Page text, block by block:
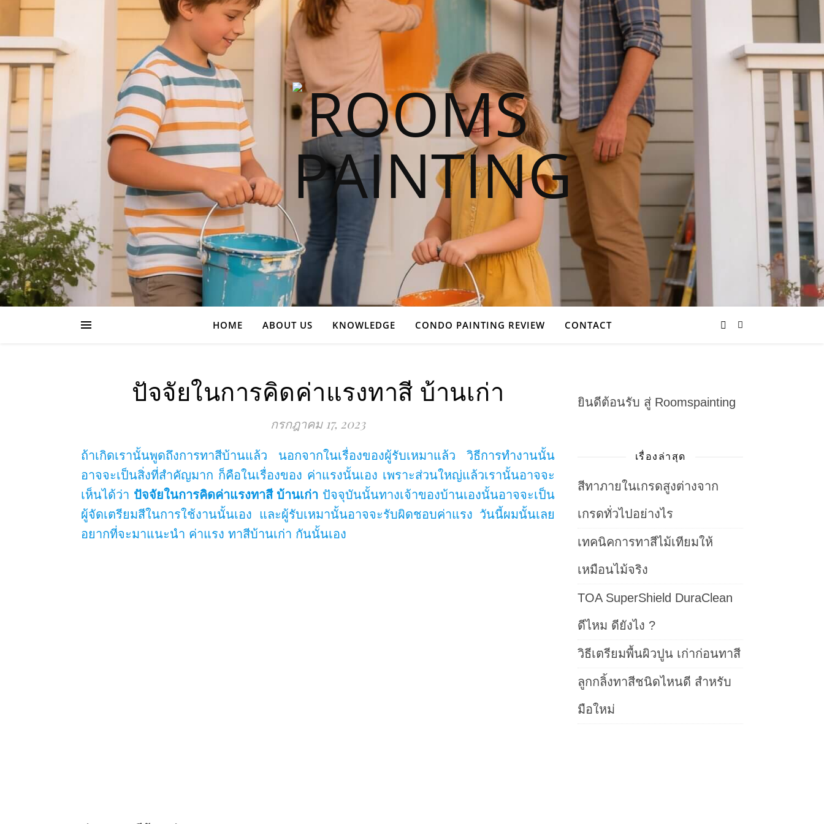
HOME ABOUT US KNOWLEDGE CONDO PAINTING REVIEW CONTACT
ปัจจัยในการคิดค่าแรงทาสี บ้านเก่า
กรกฎาคม 17, 2023
ถ้าเกิดเรานั้นพูดถึงการทาสีบ้านแล้ว นอกจากในเรื่องของผู้รับเหมาแล้ว วิธีการทำงานนั้น
อาจจะเป็นสิ่งที่สำคัญมาก ก็คือในเรื่องของ ค่าแรงนั้นเอง เพราะส่วนใหญ่แล้วเรานั้นอาจจะ
เห็นได้ว่า ปัจจัยในการคิดค่าแรงทาสี บ้านเก่า ปัจจุบันนั้นทางเจ้าของบ้านเองนั้นอาจจะเป็น
ผู้จัดเตรียมสีในการใช้งานนั้นเอง และผู้รับเหมานั้นอาจจะรับผิดชอบค่าแรง วันนี้ผมนั้นเลย
อยากที่จะมาแนะนำ ค่าแรง ทาสีบ้านเก่า กันนั้นเอง
ยินดีต้อนรับ สู่ Roomspainting
เรื่องล่าสุด
สีทาภายในเกรดสูงต่างจาก
เกรดทั่วไปอย่างไร
เทคนิคการทาสีไม้เทียมให้
เหมือนไม้จริง
TOA SuperShield DuraClean
ดีไหม ดียังไง ?
วิธีเตรียมพื้นผิวปูน เก่าก่อนทาสี
ลูกกลิ้งทาสีชนิดไหนดี สำหรับ
มือใหม่